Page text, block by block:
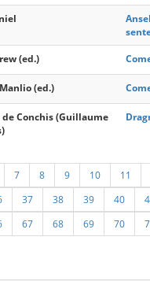
(ed.)
(ed.)
Conchis (Guillaume
7 8 9 10 11
37 38 39 40
67 68 69 70